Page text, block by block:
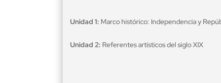
Unidad 1: Marco histórico: Independencia y
Unidad 2: Referentes artísticos del siglo XIX